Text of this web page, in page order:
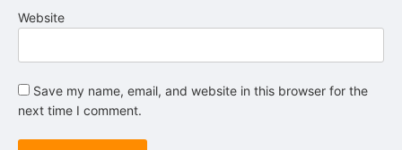
Website
Save my name, email, and website in this browser for the
next time I comment.